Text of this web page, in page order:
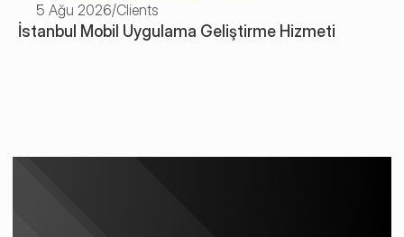
5 Ağu 2026/Clients
İstanbul Mobil Uygulama Geliştirme Hizmeti